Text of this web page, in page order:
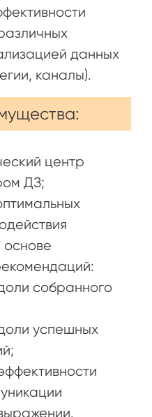
данных
каналы).
центр
ДЗ;
собранного
успешных